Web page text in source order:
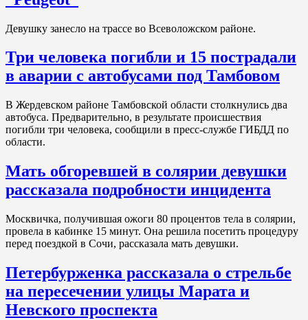
Девушку занесло на трассе во Всеволожском районе.
Три человека погибли и 15 пострадали
в аварии с автобусами под Тамбовом
В Жердевском районе Тамбовской области столкнулись два
автобуса. Предварительно, в результате происшествия
погибли три человека, сообщили в пресс-службе ГИБДД по
области.
Мать обгоревшей в солярии девушки
рассказала подробности инцидента
Москвичка, получившая ожоги 80 процентов тела в солярии,
провела в кабинке 15 минут. Она решила посетить процедуру
перед поездкой в Сочи, рассказала мать девушки.
Петербурженка рассказала о стрельбе
на пересечении улицы Марата и
Невского проспекта